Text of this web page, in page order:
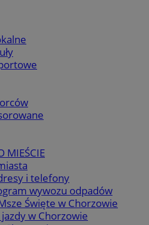
MIEŚCIE
i telefony
wywozu odpadów
Święte w Chorzowie
jazdy w Chorzowie